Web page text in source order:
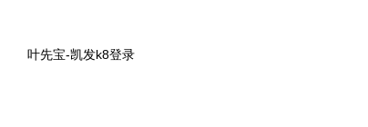
叶先宝-凯发k8登录